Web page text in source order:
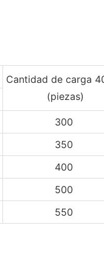
Cantidad de carga
(piezas)
300
350
400
500
550